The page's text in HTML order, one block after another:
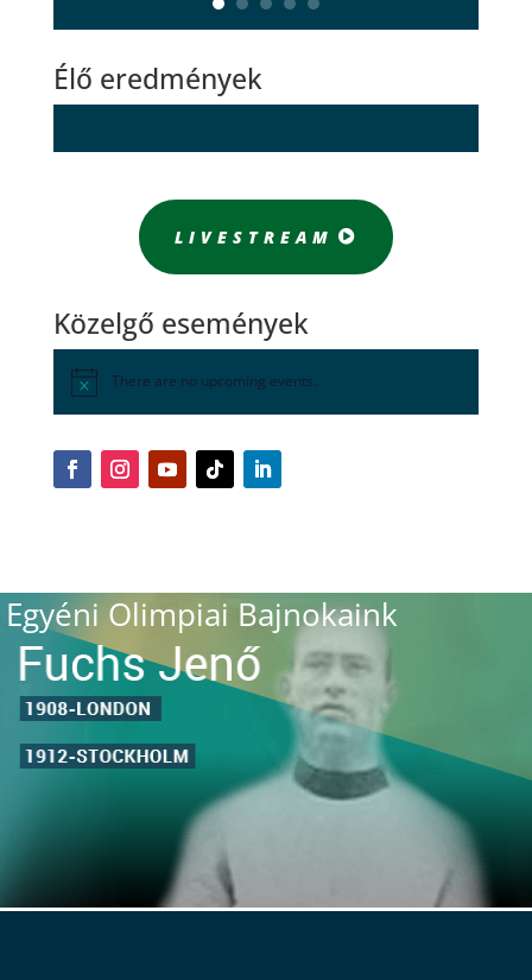
Élő eredmények
LIVESTREAM
Közelgő események
There are no upcoming events.
Egyéni Olimpiai Bajnokaink